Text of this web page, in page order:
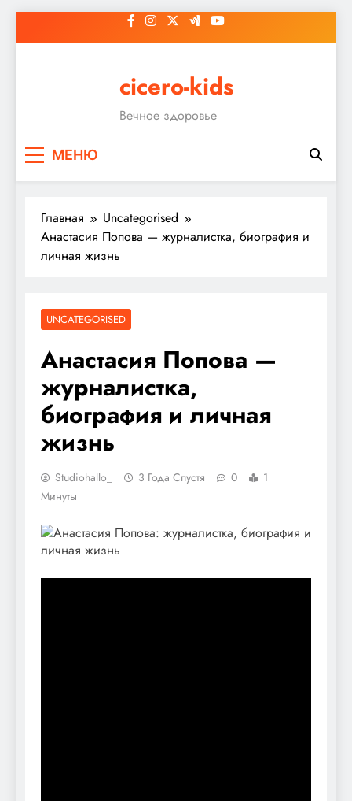
к
cicero-kids
Вечное здоровье
МЕНЮ
Главная
Uncategorised
Анастасия Попова — журналистка, биография и
личная жизнь
UNCATEGORISED
Анастасия Попова —
журналистка,
биография и личная
жизнь
Studiohallo_ 3 Года Спустя 0
1
Минуты